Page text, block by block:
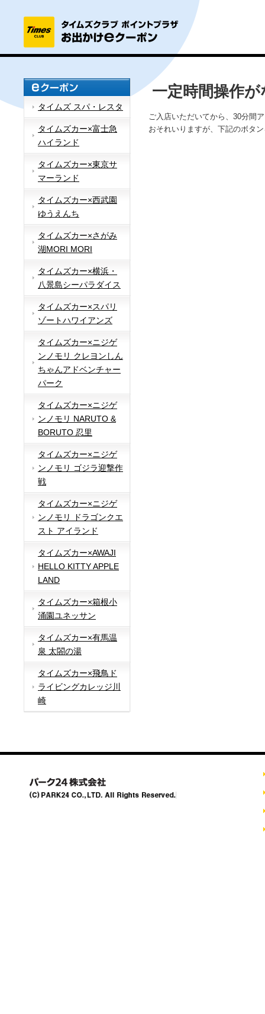
タイムズ スパ・レスタ
タイムズカー×富士急
ハイランド
タイムズカー×東京サ
マーランド
タイムズカー×西武園
ゆうえんち
タイムズカー×さがみ
湖MORI MORI
タイムズカー×横浜・
八景島シーパラダイス
タイムズカー×スパリ
ゾートハワイアンズ
タイムズカー×ニジゲ
ンノモリ クレヨンしん
ちゃんアドベンチャー
パーク
タイムズカー×ニジゲ
ンノモリ NARUTO &
BORUTO 忍里
タイムズカー×ニジゲ
ンノモリ ゴジラ迎撃作
戦
タイムズカー×ニジゲ
ンノモリ ドラゴンクエ
スト アイランド
タイムズカー×AWAJI
HELLO KITTY APPLE
LAND
タイムズカー×箱根小
涌園ユネッサン
タイムズカー×有馬温
泉 太閤の湯
タイムズカー×飛鳥ド
ライビングカレッジ川
崎
一定時間操作
ご入店いただいてから、30分間
おそれいりますが、下記のボタ